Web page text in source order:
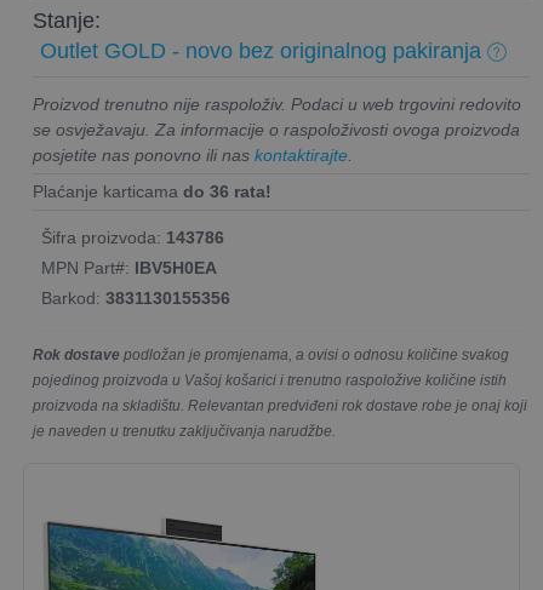
Stanje:
Outlet GOLD - novo bez originalnog pakiranja
Proizvod trenutno nije raspoloživ. Podaci u web trgovini redovito
se osvježavaju. Za informacije o raspoloživosti ovoga proizvoda
posjetite nas ponovno ili nas kontaktirajte
Plaćanje karticama do 36 rata!
Šifra proizvoda: 143786
MPN Part#: IBV5H0EA
Barkod: 3831130155356
Rok dostave podložan je promjenama, a ovisi o odnosu količine svakog
pojedinog proizvoda u Vašoj košarici i trenutno raspoložive količine istih
proizvoda na skladištu. Relevantan predviđeni rok dostave robe je onaj koji
je naveden u trenutku zaključivanja narudžbe.